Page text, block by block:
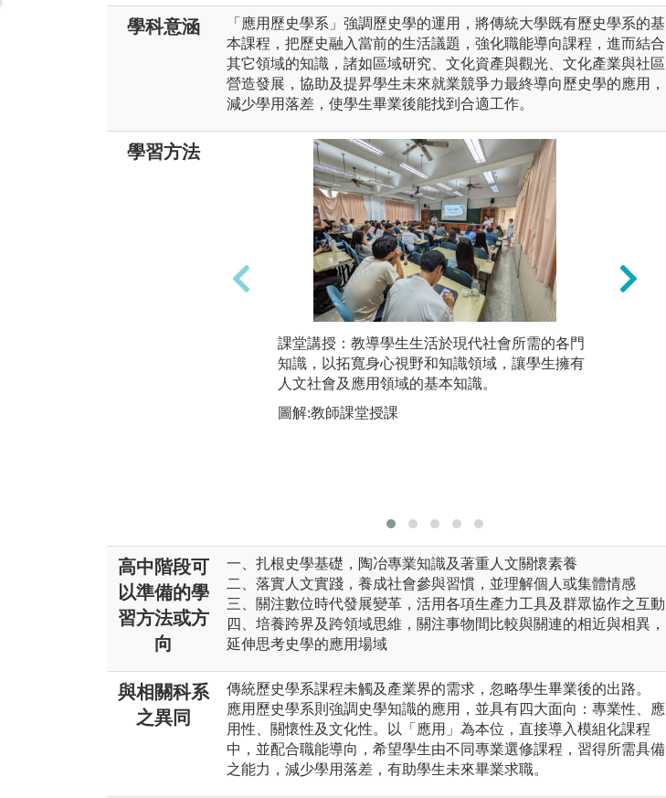
學科意涵
「應用歷史學系」強調歷史學的運用，將傳統大學既有歷史學系的基
本課程，把歷史融入當前的生活議題，強化職能導向課程，進而結合
其它領域的知識，諸如區域研究、文化資產與觀光、文化產業與社區
營造發展，協助及提昇學生未來就業競爭力最終導向歷史學的應用，
減少學用落差，使學生畢業後能找到合適工作。
學習方法
課堂講授：教導學生生活於現代社會所需的各門
知識，以拓寬身心視野和知識領域，讓學生擁有
人文社會及應用領域的基本知識。
圖解:教師課堂授課
高中階段可
以準備的學
習方法或方
向
一、扎根史學基礎，陶冶專業知識及著重人文關懷素養
二、落實人文實踐，養成社會參與習慣，並理解個人或集體情感
三、關注數位時代發展變革，活用各項生產力工具及群眾協作之互動
四、培養跨界及跨領域思維，關注事物間比較與關連的相近與相異，
延伸思考史學的應用場域
與相關科系
之異同
傳統歷史學系課程未觸及產業界的需求，忽略學生畢業後的出路。
應用歷史學系則強調史學知識的應用，並具有四大面向：專業性、應
用性、關懷性及文化性。以「應用」為本位，直接導入模組化課程
中，並配合職能導向，希望學生由不同專業選修課程，習得所需具備
之能力，減少學用落差，有助學生未來畢業求職。